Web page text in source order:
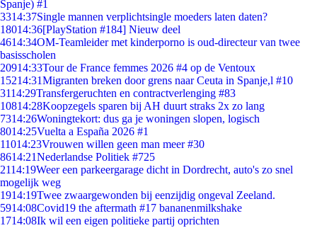
Spanje) #1
3314:37Single mannen verplichtsingle moeders laten daten?
18014:36[PlayStation #184] Nieuw deel
4614:34OM-Teamleider met kinderporno is oud-directeur van twee
basisscholen
20914:33Tour de France femmes 2026 #4 op de Ventoux
15214:31Migranten breken door grens naar Ceuta in Spanje,l #10
3114:29Transfergeruchten en contractverlenging #83
10814:28Koopzegels sparen bij AH duurt straks 2x zo lang
7314:26Woningtekort: dus ga je woningen slopen, logisch
8014:25Vuelta a España 2026 #1
11014:23Vrouwen willen geen man meer #30
8614:21Nederlandse Politiek #725
2114:19Weer een parkeergarage dicht in Dordrecht, auto's zo snel
mogelijk weg
1914:19Twee zwaargewonden bij eenzijdig ongeval Zeeland.
5914:08Covid19 the aftermath #17 bananenmilkshake
1714:08Ik wil een eigen politieke partij oprichten